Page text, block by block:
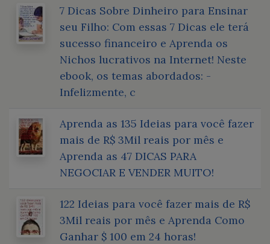
7 Dicas Sobre Dinheiro para Ensinar
seu Filho: Com essas 7 Dicas ele terá
sucesso financeiro e Aprenda os
Nichos lucrativos na Internet! Neste
ebook, os temas abordados: -
Infelizmente, c
Aprenda as 135 Ideias para você fazer
mais de R$ 3Mil reais por mês e
Aprenda as 47 DICAS PARA
NEGOCIAR E VENDER MUITO!
122 Ideias para você fazer mais de R$
3Mil reais por mês e Aprenda Como
Ganhar $ 100 em 24 horas!